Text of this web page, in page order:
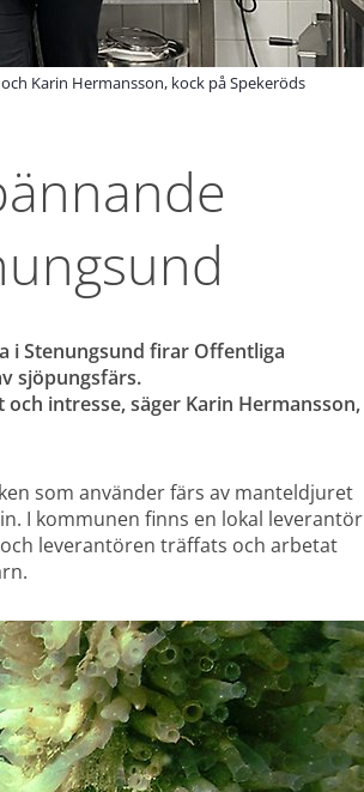
Karin Hermansson, kock på Spekeröds
i Stenungsund firar Offentliga
sjöpungsfärs.
intresse, säger Karin Hermansson,
som använder färs av manteldjuret
I kommunen finns en lokal leverantör
leverantören träffats och arbetat